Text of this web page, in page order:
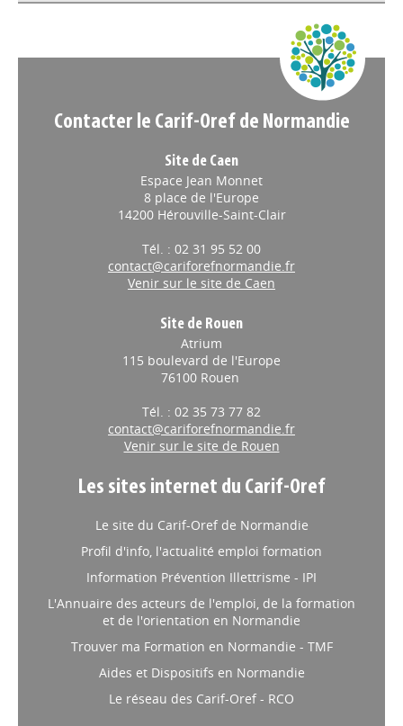
Contacter le Carif-Oref de Normandie
Site de Caen
Espace Jean Monnet
8 place de l'Europe
14200 Hérouville-Saint-Clair
Tél. : 02 31 95 52 00
contact@cariforefnormandie.fr
Venir sur le site de Caen
Site de Rouen
Atrium
115 boulevard de l'Europe
76100 Rouen
Tél. : 02 35 73 77 82
contact@cariforefnormandie.fr
Venir sur le site de Rouen
Les sites internet du Carif-Oref
Le site du Carif-Oref de Normandie
Profil d'info, l'actualité emploi formation
Information Prévention Illettrisme - IPI
L'Annuaire des acteurs de l'emploi, de la formation
et de l'orientation en Normandie
Trouver ma Formation en Normandie - TMF
Aides et Dispositifs en Normandie
Le réseau des Carif-Oref - RCO